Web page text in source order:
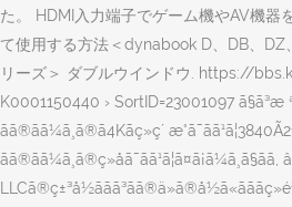
た。 HDMI入力端子でゲーム機やAV機器
て使用する方法＜dynabook D、DB、DZ
リーズ＞ ダブルウインドウ. https://
K0001150440 › SortID=23001097 ã§ã³æ
ãã®ãã¼ã¸ã®ã4Kãç»ç´